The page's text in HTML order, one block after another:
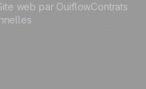
web par OuiflowContrats